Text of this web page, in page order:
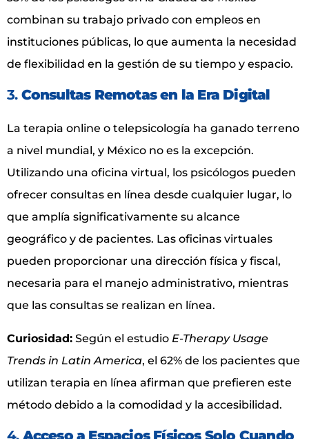
combinan su trabajo privado con empleos en
instituciones públicas, lo que aumenta la necesidad
de flexibilidad en la gestión de su tiempo y espacio.
3. Consultas Remotas en la Era Digital
La terapia online o telepsicología ha ganado terreno
a nivel mundial, y México no es la excepción.
Utilizando una oficina virtual, los psicólogos pueden
ofrecer consultas en línea desde cualquier lugar, lo
que amplía significativamente su alcance
geográfico y de pacientes. Las oficinas virtuales
pueden proporcionar una dirección física y fiscal,
necesaria para el manejo administrativo, mientras
que las consultas se realizan en línea.
Curiosidad: Según el estudio E-Therapy Usage
Trends in Latin America, el 62% de los pacientes que
utilizan terapia en línea afirman que prefieren este
método debido a la comodidad y la accesibilidad.